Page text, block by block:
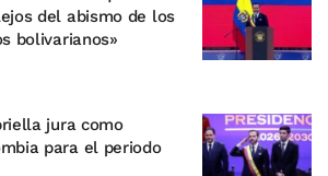
del abismo de los
bolivarianos»
jura como
para el periodo